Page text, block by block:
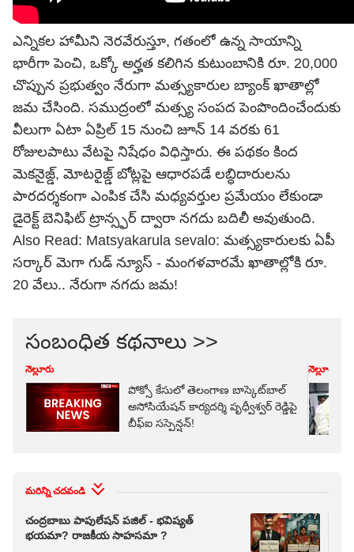
ఎన్నికల హామీని నెరవేరుస్తూ, గతంలో ఉన్న సాయాన్ని
భారీగా పెంచి, ఒక్కో అర్హత కలిగిన కుటుంబానికి రూ. 20,000
చొప్పున ప్రభుత్వం నేరుగా మత్స్యకారుల బ్యాంక్ ఖాతాల్లో
జమ చేసింది. సముద్రంలో మత్స్య సంపద పెంపొందించేందుకు
వీలుగా ఏటా ఏప్రిల్‌ 15 నుంచి జూన్‌ 14 వరకు 61
రోజులపాటు వేటపై నిషేధం విధిస్తారు. ఈ పథకం కింద
మెకనైజ్డ్, మోటరైజ్డ్ బోట్లపై ఆధారపడే లబ్ధిదారులను
పారదర్శకంగా ఎంపిక చేసి మధ్యవర్తుల ప్రమేయం లేకుండా
డైరెక్ట్ బెనిఫిట్ ట్రాన్స్ఫర్ ద్వారా నగదు బదిలీ అవుతుంది.
Also Read: Matsyakarula sevalo: మత్స్యకారులకు ఏపీ
సర్కార్ మెగా గుడ్ న్యూస్ - మంగళవారమే ఖాతాల్లోకి రూ.
20 వేలు.. నేరుగా నగదు జమ!
సంబంధిత కథనాలు >>
నెల్లూరు
పోక్సో కేసులో తెలంగాణ బాస్కెట్‌బాల్
అసోసియేషన్ కార్యదర్శి పృధ్వీశ్వర్ రెడ్డిపై
బీఫ్ఐ సస్పెన్షన్!
నెల్లూరు
మరిన్ని చదవండి
చంద్రబాబు పాపులేషన్ పజిల్ - భవిష్యత్
భయమా? రాజకీయ సాహసమా ?